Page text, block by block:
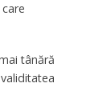
tânără